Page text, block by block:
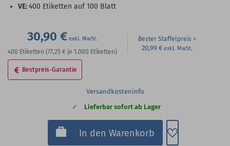
VE:400 Etiketten auf 100 Blatt
30,90 €
400 Etiketten (77,25 € je 1.000 Etiketten)
Bester Staffelpreis
20,99 €
Bestpreis-Garantie
Versandkosteninfo
Lieferbar sofort ab Lager
In den Warenkorb Zum